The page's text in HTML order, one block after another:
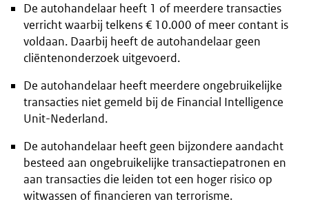
De autohandelaar heeft 1 of meerdere transacties
verricht waarbij telkens € 10.000 of meer contant is
voldaan. Daarbij heeft de autohandelaar geen
cliëntenonderzoek uitgevoerd.
De autohandelaar heeft meerdere ongebruikelijke
transacties niet gemeld bij de Financial Intelligence
Unit-Nederland.
De autohandelaar heeft geen bijzondere aandacht
besteed aan ongebruikelijke transactiepatronen en
aan transacties die leiden tot een hoger risico op
witwassen of financieren van terrorisme.